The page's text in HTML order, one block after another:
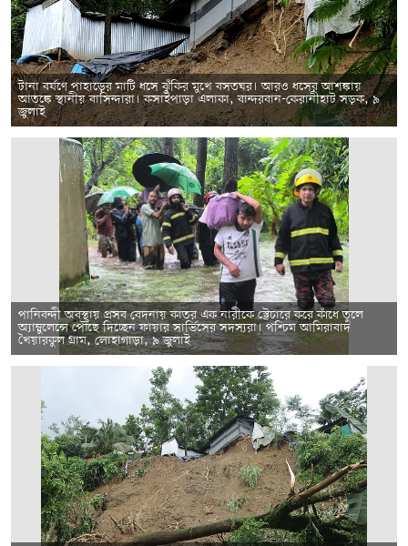
টানা বর্ষণে পাহাড়ের মাটি ধসে ঝুঁকির মুখে বসতঘর। আরও ধসের আশঙ্কায়
আতঙ্কে স্থানীয় বাসিন্দারা। কসাইপাড়া এলাকা, বান্দরবান-কেরানীহাট সড়ক, ৯
জুলাই
পানিবন্দী অবস্থায় প্রসব বেদনায় কাতর এক নারীকে স্ট্রেচারে করে কাঁধে তুলে
অ্যাম্বুলেন্সে পৌঁছে দিচ্ছেন ফায়ার সার্ভিসের সদস্যরা। পশ্চিম আমিরাবাদ
খৈয়ারকুল গ্রাম, লোহাগাড়া, ৯ জুলাই